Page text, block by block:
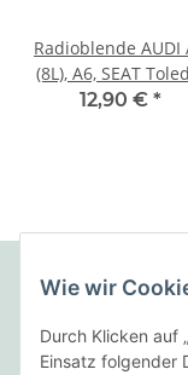
Radioblende AUDI
(8L), A6, SEAT
Leon 1DIN schwarz
12,90 € *
Folgende
Wie wir
Durch Klicken auf
Einsatz folgender